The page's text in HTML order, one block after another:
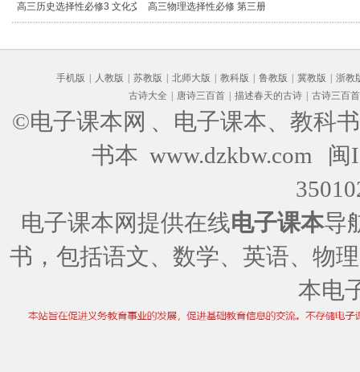
高三历史选择性必修3 文化交
流与传播(部编版)
高三物理选择性必修 第三册
手机版 人教版 苏教版 北师大版 教科版 鲁教版 冀教版
浙教
古诗大全
唐诗三百首 描述春天的古诗 古诗三百首
©电子课本网 、电子课本、教科
书本 www.dzkbw.com
闽
电子课本网提供在线电子课本导
书，包括语文、数学、英语、物
本电